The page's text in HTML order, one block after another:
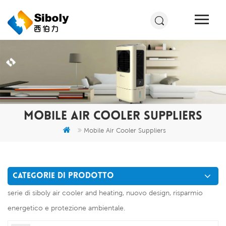
MOBILE AIR COOLER SUPPLIERS
Mobile Air Cooler Suppliers
CATEGORIE DI PRODOTTO
serie di siboly air cooler and heating, nuovo design, risparmio
energetico e protezione ambientale.